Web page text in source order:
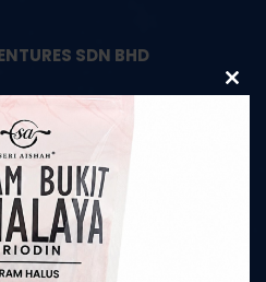
SDN BHD
Asli Himalaya
Close